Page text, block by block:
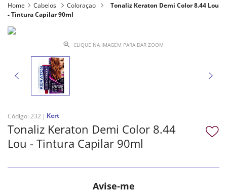
Home Cabelos Coloraçao
Tonaliz Keraton Demi Color 8.44 Lou
- Tintura Capilar 90ml
CLIQUE NA IMAGEM PARA DAR ZOOM
Código: 232 Kert
Tonaliz Keraton Demi Color 8.44
Lou - Tintura Capilar 90ml